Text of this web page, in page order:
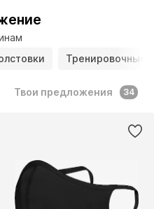
Тренировочные
Твои предложения 34